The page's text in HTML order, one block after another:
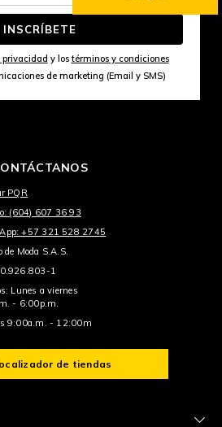
INSCRÍBETE
y lostérminos y condiciones
de marketing (Email y SMS)
PQR
(604) 607 36 93
+57 321 528 2745
de Moda S.A.S.
1
Lunes a viernes
- 6:00p.m.
9:00a.m. - 12:00m
de tiendas
+